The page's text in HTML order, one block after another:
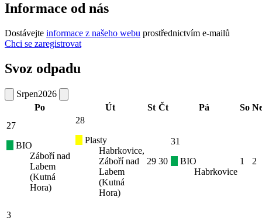
Informace od nás
Dostávejte informace z našeho webu prostřednictvím e-mailů
Chci se zaregistrovat
Svoz odpadu
Srpen2026
Po
Út St Čt Pá So
27
BIO
Záboří nad
Labem
(Kutná
Hora)
28
Plasty
Habrkovice,
Záboří nad
Labem
(Kutná
Hora)
29 30
31
BIO
Habrkovice
1 2
3